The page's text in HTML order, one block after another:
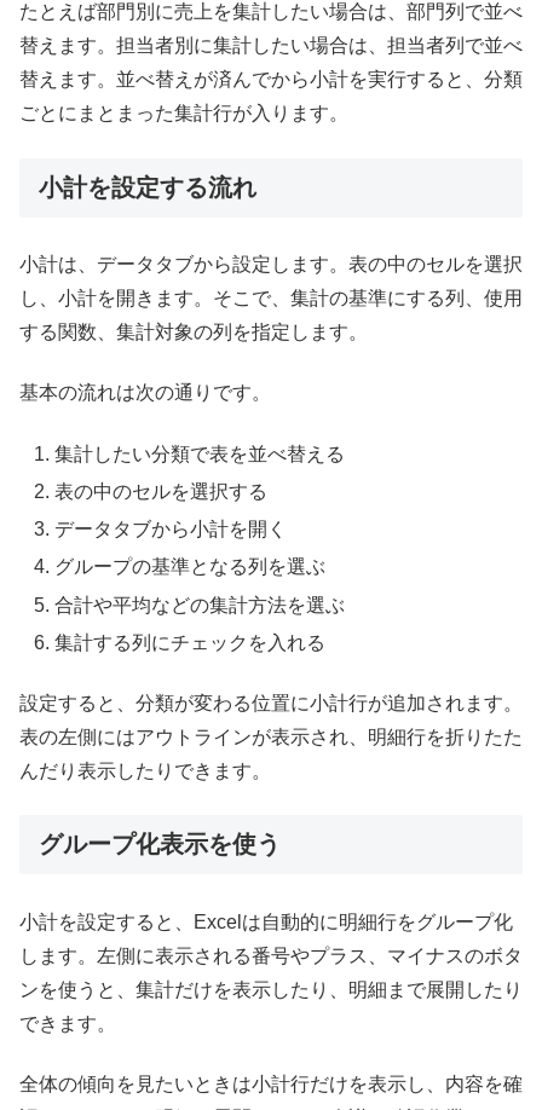
たとえば部門別に売上を集計したい場合は、部門列で並べ
替えます。担当者別に集計したい場合は、担当者列で並べ
替えます。並べ替えが済んでから小計を実行すると、分類
ごとにまとまった集計行が入ります。
小計を設定する流れ
小計は、データタブから設定します。表の中のセルを選択
し、小計を開きます。そこで、集計の基準にする列、使用
する関数、集計対象の列を指定します。
基本の流れは次の通りです。
集計したい分類で表を並べ替える
表の中のセルを選択する
データタブから小計を開く
グループの基準となる列を選ぶ
合計や平均などの集計方法を選ぶ
集計する列にチェックを入れる
設定すると、分類が変わる位置に小計行が追加されます。
表の左側にはアウトラインが表示され、明細行を折りたた
んだり表示したりできます。
グループ化表示を使う
小計を設定すると、Excelは自動的に明細行をグループ化
します。左側に表示される番号やプラス、マイナスのボタ
ンを使うと、集計だけを表示したり、明細まで展開したり
できます。
全体の傾向を見たいときは小計行だけを表示し、内容を確